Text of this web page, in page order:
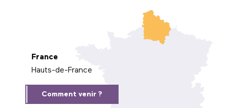
France
Hauts-de-France
Comment venir ?